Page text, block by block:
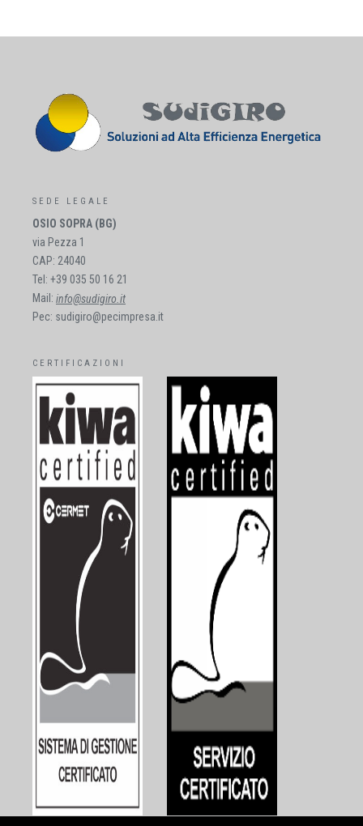
SEDE LEGALE
OSIO SOPRA (BG)
via Pezza 1
CAP: 24040
Tel: +39 035 50 16 21
Mail: info@sudigiro.it
Pec: sudigiro@pecimpresa.it
CERTIFICAZIONI